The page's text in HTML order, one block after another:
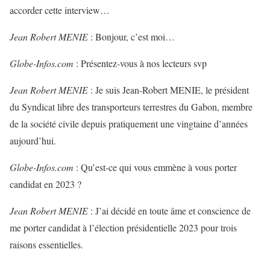
accorder cette interview…
Jean Robert MENIE : Bonjour, c’est moi…
Globe-Infos.com : Présentez-vous à nos lecteurs svp
Jean Robert MENIE : Je suis Jean-Robert MENIE, le président
du Syndicat libre des transporteurs terrestres du Gabon, membre
de la société civile depuis pratiquement une vingtaine d’années
aujourd’hui.
Globe-Infos.com : Qu’est-ce qui vous emmène à vous porter
candidat en 2023 ?
Jean Robert MENIE : J’ai décidé en toute âme et conscience de
me porter candidat à l’élection présidentielle 2023 pour trois
raisons essentielles.